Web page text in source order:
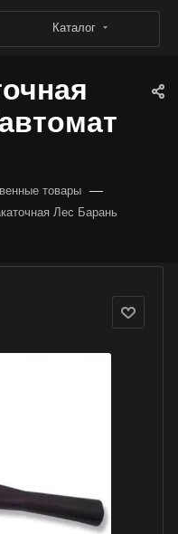
Каталог
товары —
Лес Барань